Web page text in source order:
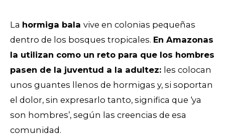
La hormiga bala vive en colonias pequeñas
dentro de los bosques tropicales. En Amazonas
la utilizan como un reto para que los hombres
pasen de la juventud a la adultez: les colocan
unos guantes llenos de hormigas y, si soportan
el dolor, sin expresarlo tanto, significa que ‘ya
son hombres’, según las creencias de esa
comunidad.